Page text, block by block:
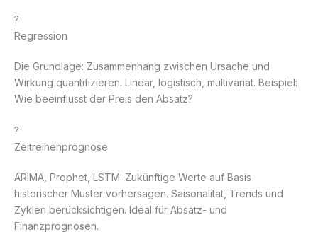
?
Regression
Die Grundlage: Zusammenhang zwischen Ursache und
Wirkung quantifizieren. Linear, logistisch, multivariat. Beispiel:
Wie beeinflusst der Preis den Absatz?
?
Zeitreihenprognose
ARIMA, Prophet, LSTM: Zukünftige Werte auf Basis
historischer Muster vorhersagen. Saisonalität, Trends und
Zyklen berücksichtigen. Ideal für Absatz- und
Finanzprognosen.